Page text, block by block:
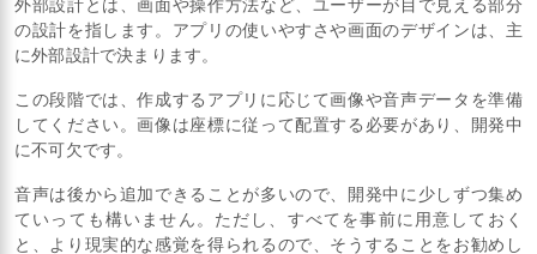
外部設計とは、画面や操作方法など、ユーザーが目で見える部分
の設計を指します。アプリの使いやすさや画面のデザインは、主
に外部設計で決まります。
この段階では、作成するアプリに応じて画像や音声データを準備
してください。画像は座標に従って配置する必要があり、開発中
に不可欠です。
音声は後から追加できることが多いので、開発中に少しずつ集め
ていっても構いません。ただし、すべてを事前に用意しておく
と、より現実的な感覚を得られるので、そうすることをお勧めし